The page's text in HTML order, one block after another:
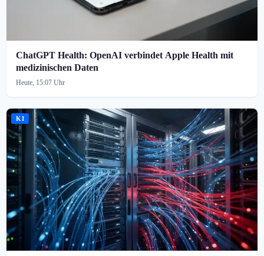
ChatGPT Health: OpenAI verbindet Apple Health mit
medizinischen Daten
Heute, 15:07 Uhr
KI